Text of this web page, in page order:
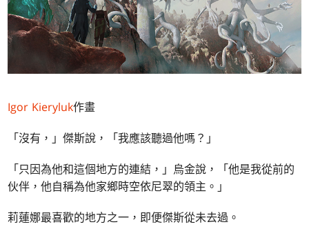
Igor Kieryluk作畫
「沒有，」傑斯說，「我應該聽過他嗎？」
「只因為他和這個地方的連結，」烏金說，「他是我從前的
伙伴，他自稱為他家鄉時空依尼翠的領主。」
莉蓮娜最喜歡的地方之一，即便傑斯從未去過。